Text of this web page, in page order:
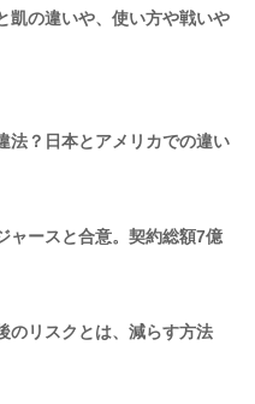
凱の違いや、使い方や戦いや
法？日本とアメリカでの違い
ャースと合意。契約総額7億
のリスクとは、減らす方法